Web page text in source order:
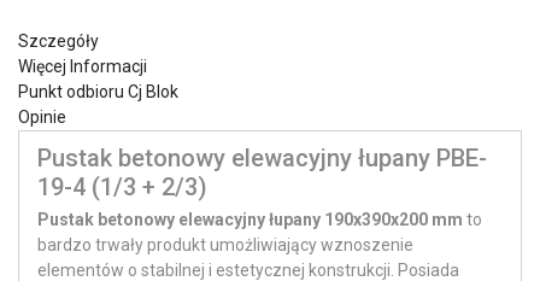
Szczegóły
Więcej Informacji
Punkt odbioru Cj Blok
Opinie
Pustak betonowy elewacyjny łupany PBE-
19-4 (1/3 + 2/3)
Pustak betonowy elewacyjny łupany 190x390x200 mm to
bardzo trwały produkt umożliwiający wznoszenie
elementów o stabilnej i estetycznej konstrukcji. Posiada